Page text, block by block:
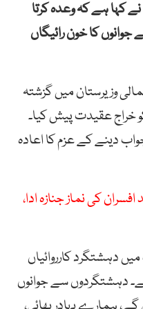
ہے کہ وعدہ کرتا
کا خون رائیگاں
وزیرستان میں گزشتہ
خراج عقیدت پیش کیا۔
دینے کے عزم کا اعادہ
کی نماز جنازہ ادا،
دہشتگرد کارروائیاں
دہشتگردوں سے جوانوں